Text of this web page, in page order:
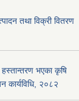
तथा विक्री वितरण
भएका कृषि
कार्यविधि, २०८२